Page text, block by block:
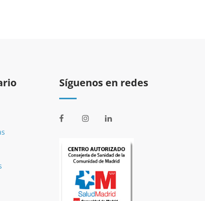
Síguenos en redes